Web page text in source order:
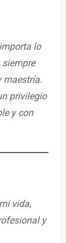
lo
siempre
maestría.
privilegio
y con
vida,
y